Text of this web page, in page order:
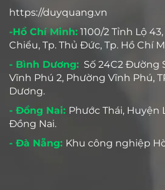
https://duyquang.vn
-Hồ Chí Minh: 1100/2 Tỉnh Lộ
Chiểu, Tp. Thủ Đức, Tp. Hồ Chí
- Bình Dương: Số 24C2 Đường
Vĩnh Phú 2, Phường Vĩnh Phú,
Dương.
- Đồng Nai: Phước Thái, Huyện
Đồng Nai.
- Đà Nẵng: Khu công nghiệp